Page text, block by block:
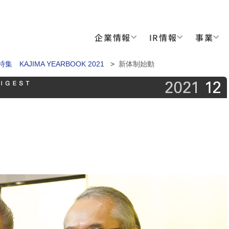
企業情報 IR情報 事業
集 KAJIMA YEARBOOK 2021 > 新体制始動